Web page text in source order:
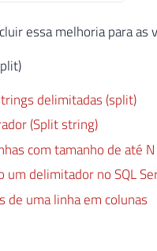
essa melhoria para
delimitadas (split)
(Split string)
com tamanho de até
delimitador no SQL
de uma linha em colunas